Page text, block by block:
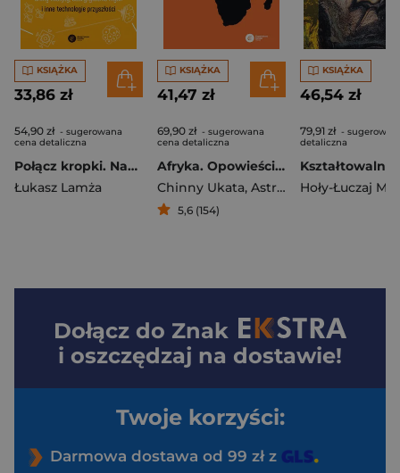
KSIĄŻKA
33,86 zł
54,90 zł - sugerowana
cena detaliczna
Połącz kropki. Nanoboty medyczne, drony zabójcy, odczytywanie myśli i inne technologie przyszłości
Łukasz Lamża
KSIĄŻKA
41,47 zł
69,90 zł - sugerowana
cena detaliczna
Afryka. Opowieści o wszystkich krajach kontynentu
Chinny Ukata, Astrid Madimba
5,6 (154)
KSIĄŻKA
46,54 zł
79,91 zł -
detaliczna
Dołącz do Znak
i oszczędzaj na dostawie!
Twoje korzyści:
Darmowa dostawa od 99 zł z